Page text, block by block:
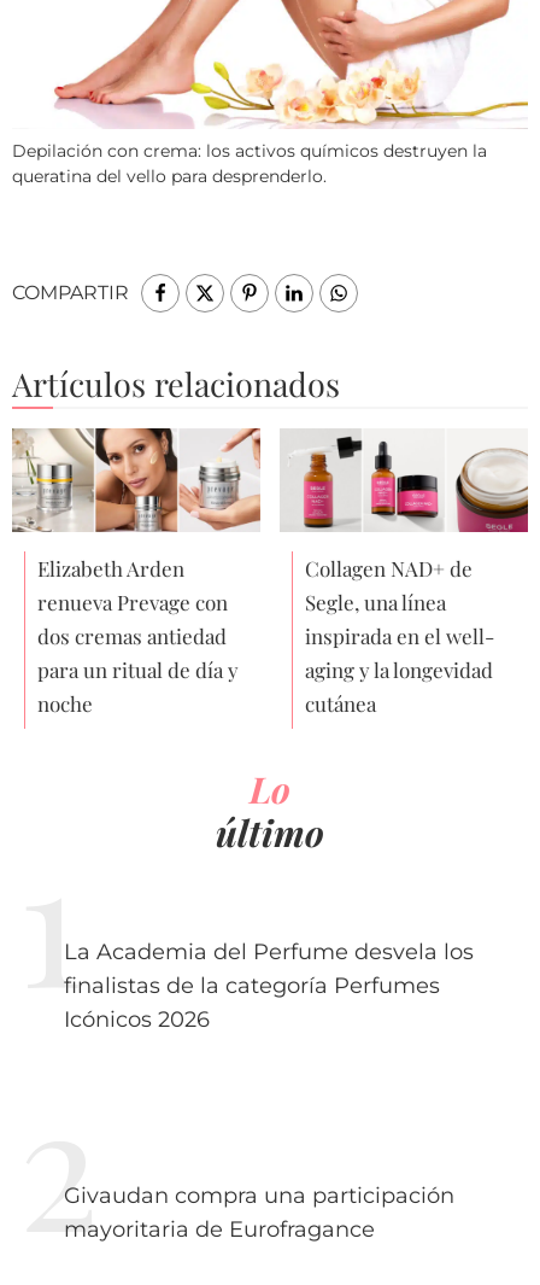
Depilación con crema: los activos químicos destruyen la
queratina del vello para desprenderlo.
COMPARTIR
Artículos relacionados
Elizabeth Arden
renueva Prevage con
dos cremas antiedad
para un ritual de día y
noche
Collagen NAD+ de
Segle, una línea
inspirada en el well-
aging y la longevidad
cutánea
Lo
último
La Academia del Perfume desvela los
finalistas de la categoría Perfumes
Icónicos 2026
Givaudan compra una participación
mayoritaria de Eurofragance